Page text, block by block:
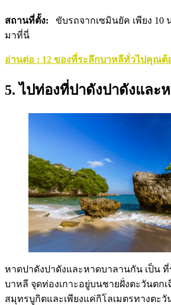
สถานที่ตั้ง:
ขับรถจากเซมินยัค เพียง
มาที่นี่
อ่านต่อ : 12 ของที่ระลึกบาหลีทั่วไปคุณต้
5. ไปท่องที่ปาดังปาดังและ
หาดปาดังปาดังและหาดบาลานกัน เป็น ที่
บาหลี จุดท่องเกาะอยู่บนชายฝั่งตะวันตก
สมุทรบูกิตและเพียงแค่กิโลเมตรทางตะ